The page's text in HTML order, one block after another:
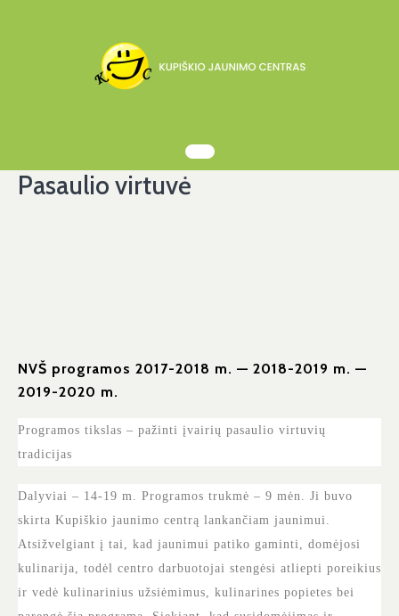
Pasaulio virtuvė
NVŠ programos 2017-2018 m. — 2018-2019 m. —
2019-2020 m.
Programos tikslas – pažinti įvairių pasaulio virtuvių
tradicijas
Dalyviai – 14-19 m. Programos trukmė – 9 mėn. Ji buvo
skirta Kupiškio jaunimo centrą lankančiam jaunimui.
Atsižvelgiant į tai, kad jaunimui patiko gaminti, domėjosi
kulinarija, todėl centro darbuotojai stengėsi atliepti poreikius
ir vedė kulinarinius užsiėmimus, kulinarines popietes bei